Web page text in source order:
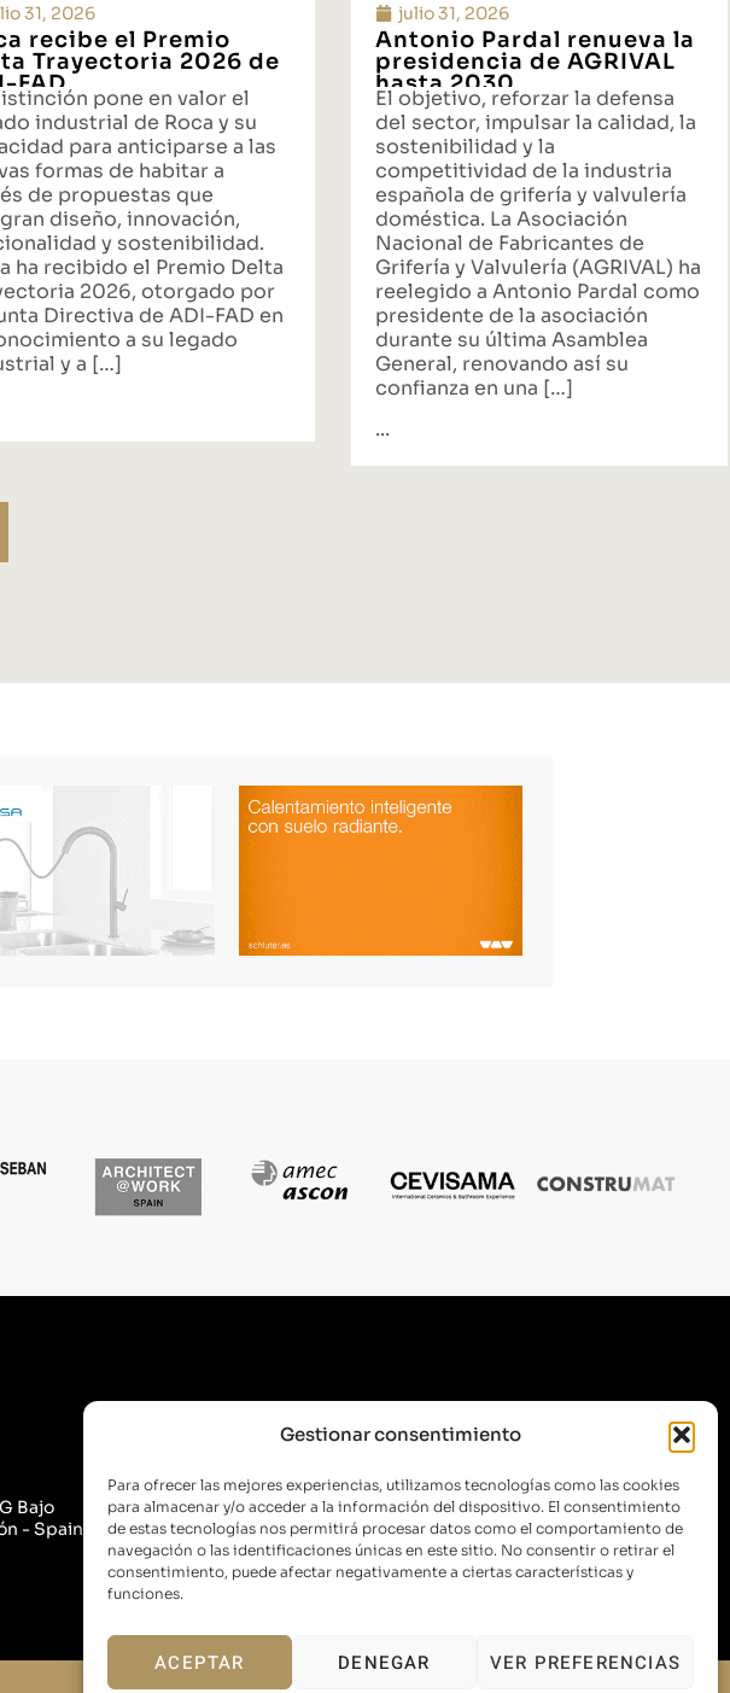
Gestionar consentimiento
Para ofrecer las mejores experiencias, utilizamos tecnologías como las cookies
para almacenar y/o acceder a la información del dispositivo. El consentimiento
de estas tecnologías nos permitirá procesar datos como el comportamiento de
navegación o las identificaciones únicas en este sitio. No consentir o retirar el
consentimiento, puede afectar negativamente a ciertas características y
funciones.
ACEPTAR DENEGAR VER PREFERENCIAS
31, 2026
recibe el Premio
Trayectoria 2026 de
FAD
pone en valor el
industrial de Roca y su
para anticiparse a las
formas de habitar a
de propuestas que
diseño, innovación,
y sostenibilidad.
ha recibido el Premio Delta
2026, otorgado por
Directiva de ADI-FAD en
a su legado
y a […]
julio 31, 2026
Antonio Pardal renueva la
presidencia de AGRIVAL
hasta 2030
El objetivo, reforzar la defensa
del sector, impulsar la calidad, la
sostenibilidad y la
competitividad de la industria
española de grifería y valvulería
doméstica. La Asociación
Nacional de Fabricantes de
Grifería y Valvulería (AGRIVAL) ha
reelegido a Antonio Pardal como
presidente de la asociación
durante su última Asamblea
General, renovando así su
confianza en una […]
...
Bajo
- Spain
SUSCRÍBETE A NUESTRA
ENVIAR